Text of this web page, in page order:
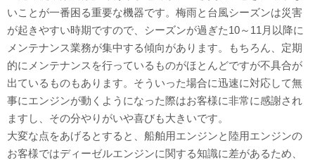
いことが一番困る重要な機器です。梅雨と台風シーズンは災害
が起きやすい時期ですので、シーズンが過ぎた10～11月以降に
メンテナンス業務が集中する傾向があります。もちろん、定期
的にメンテナンスを行っているものがほとんどですが不具合が
出ているものもあります。そういった場合に迅速に対応して無
事にエンジンが動くようになった際はお客様に非常に感謝され
ますし、その分やりがいや喜びも大きいです。
大変な点をあげるとすると、船舶用エンジンと陸用エンジンの
お客様ではディーゼルエンジンに関する知識に差があるため、